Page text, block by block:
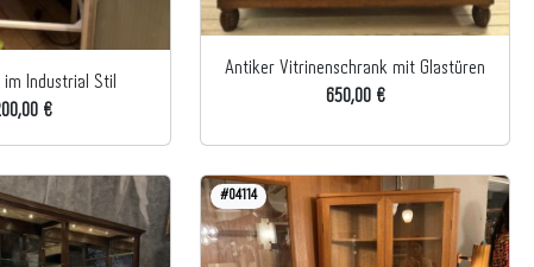
Industrial Stil
€
Antiker Vitrinenschrank mit Glastüren
650,00 €
#04114